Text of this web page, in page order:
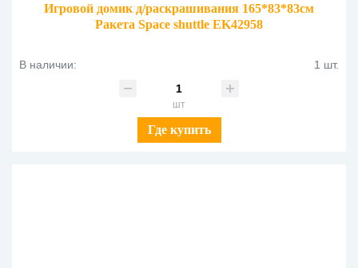
Игровой домик д/раскрашивания 165*83*83см
Ракета Space shuttle EK42958
В наличии: 1 шт.
шт
Где купить